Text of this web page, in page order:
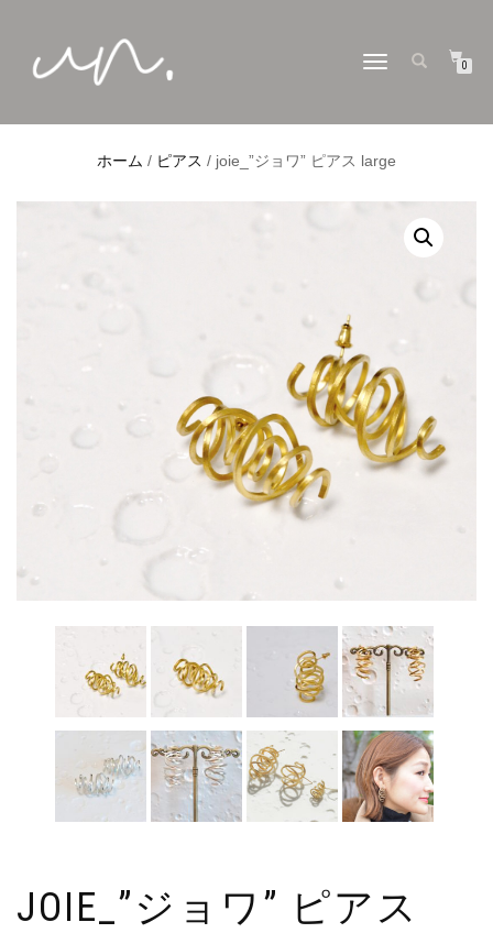
ナ
ョ
0
ホーム / ピアス / joie_”ジョワ” ピアス large
JOIE_”ジョワ” ピアス